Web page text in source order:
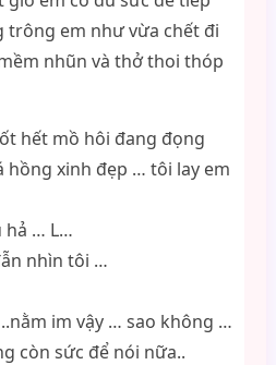
trông em như vừa chết đi
nhũn và thở thoi thóp
hết mồ hôi đang đọng
hồng xinh đẹp … tôi lay em
hả … L…
nhìn tôi …
im vậy … sao không …
còn sức để nói nữa..